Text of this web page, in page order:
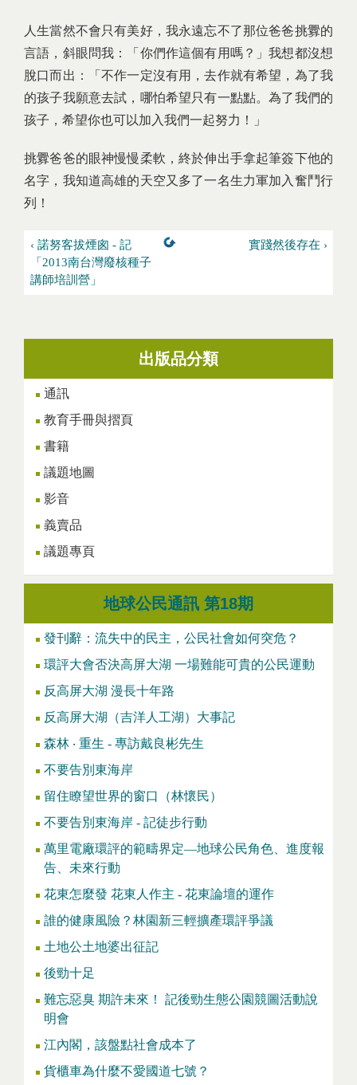
人生當然不會只有美好，我永遠忘不了那位爸爸挑釁的
言語，斜眼問我：「你們作這個有用嗎？」我想都沒想
脫口而出：「不作一定沒有用，去作就有希望，為了我
的孩子我願意去試，哪怕希望只有一點點。為了我們的
孩子，希望你也可以加入我們一起努力！」
挑釁爸爸的眼神慢慢柔軟，終於伸出手拿起筆簽下他的
名字，我知道高雄的天空又多了一名生力軍加入奮鬥行
列！
‹ 諾努客拔煙囪 - 記
「2013南台灣廢核種子
講師培訓營」
實踐然後存在 ›
出版品分類
通訊
教育手冊與摺頁
書籍
議題地圖
影音
義賣品
議題專頁
地球公民通訊 第18期
發刊辭：流失中的民主，公民社會如何突危？
環評大會否決高屏大湖 一場難能可貴的公民運動
反高屏大湖 漫長十年路
反高屏大湖（吉洋人工湖）大事記
森林 ‧ 重生 - 專訪戴良彬先生
不要告別東海岸
留住瞭望世界的窗口（林懷民）
不要告別東海岸 - 記徒步行動
萬里電廠環評的範疇界定—地球公民角色、進度報
告、未來行動
花東怎麼發 花東人作主 - 花東論壇的運作
誰的健康風險？林園新三輕擴產環評爭議
土地公土地婆出征記
後勁十足
難忘惡臭 期許未來！ 記後勁生態公園競圖活動說
明會
江內閣，該盤點社會成本了
貨櫃車為什麼不愛國道七號？